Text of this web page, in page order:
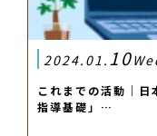
2024.01. 10
これまでの活動｜
指導基礎」…